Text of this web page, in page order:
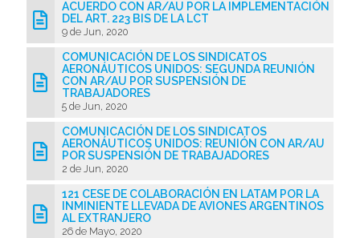
ACUERDO CON AR/AU POR LA IMPLEMENTACIÓN
DEL ART. 223 BIS DE LA LCT
9 de Jun, 2020
COMUNICACIÓN DE LOS SINDICATOS
AERONÁUTICOS UNIDOS: SEGUNDA REUNIÓN
CON AR/AU POR SUSPENSIÓN DE
TRABAJADORES
5 de Jun, 2020
COMUNICACIÓN DE LOS SINDICATOS
AERONÁUTICOS UNIDOS: REUNIÓN CON AR/AU
POR SUSPENSIÓN DE TRABAJADORES
2 de Jun, 2020
121 CESE DE COLABORACIÓN EN LATAM POR LA
INMINIENTE LLEVADA DE AVIONES ARGENTINOS
AL EXTRANJERO
26 de Mayo, 2020